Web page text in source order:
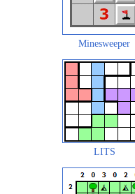
Minesweeper
LITS